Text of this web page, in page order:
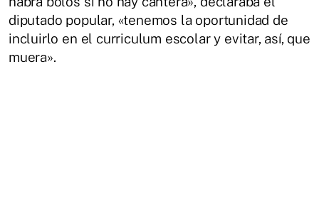
diputado popular, «tenemos la oportunidad de
incluirlo en el curriculum escolar y evitar, así, que
muera».